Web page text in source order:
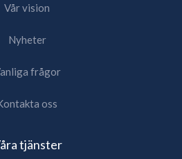
Vår vision
Nyheter
frågor
oss
tjänster